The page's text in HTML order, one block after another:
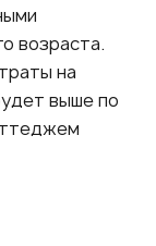
возраста.
на
выше по